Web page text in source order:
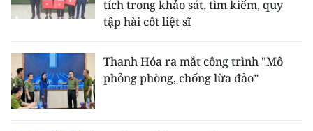
tích trong khảo sát, tìm kiếm, quy
tập hài cốt liệt sĩ
Thanh Hóa ra mắt công trình "Mô
phỏng phòng, chống lừa đảo”